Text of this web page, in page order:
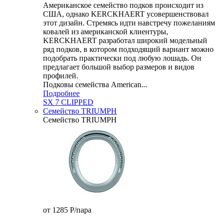
Американское семейство подков происходит из
США, однако KERCKHAERT усовершенствовал
этот дизайн. Стремясь идти навстречу пожеланиям
ковалей из американской клиентуры,
KERCKHAERT разработал широкий модельный
ряд подков, в котором подходящий вариант можно
подобрать практически под любую лошадь. Он
предлагает большой выбор размеров и видов
профилей.
Подковы семейства American...
Подробнее
SX 7 CLIPPED
Семейство TRIUMPH
Семейство TRIUMPH
от 1285 P/пара